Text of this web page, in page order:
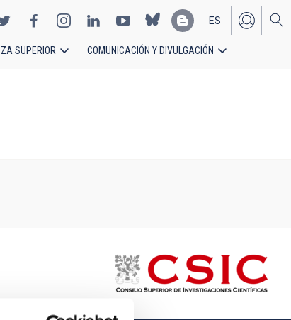
EN
ES
SUPERIOR COMUNICACIÓN Y DIVULGACIÓN